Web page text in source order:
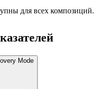
для всех композиций.
Mode